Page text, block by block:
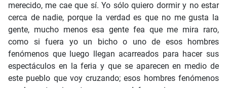
merecido, me cae que sí. Yo sólo quiero dormir y no estar
cerca de nadie, porque la verdad es que no me gusta la
gente, mucho menos esa gente fea que me mira raro,
como si fuera yo un bicho o uno de esos hombres
fenómenos que luego llegan acarreados para hacer sus
espectáculos en la feria y que se aparecen en medio de
este pueblo que voy cruzando; esos hombres fenómenos